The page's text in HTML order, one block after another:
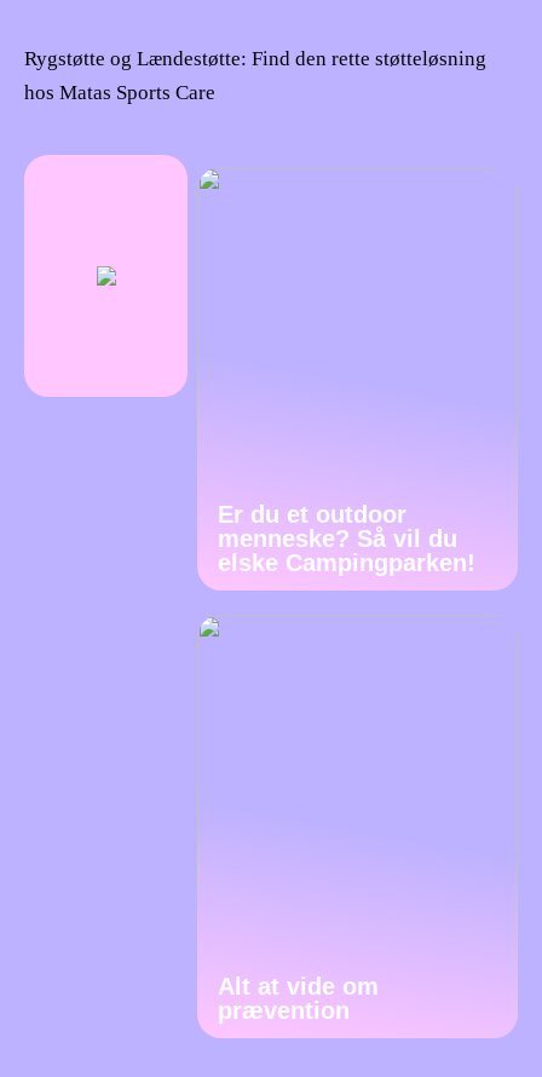
Rygstøtte og Lændestøtte: Find den rette støtteløsning
hos Matas Sports Care
Er du et outdoor
menneske? Så vil du
elske Campingparken!
Alt at vide om
prævention